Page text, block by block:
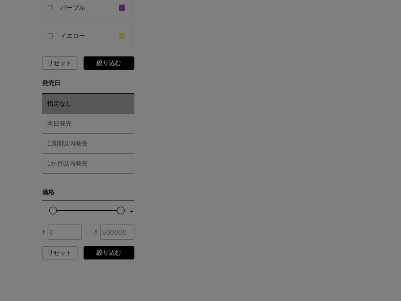
SANDAL
ANDERSONS
ANTIPAST
ANYA HINDMARCH
ARCS LONDON
ASAUCE MELER
パープル
イエロー
ピンク
レッド
オレンジ
シルバー
リセット 絞り込む
発売日
指定なし
本日発売
1週間以内発売
1か月以内発売
価格
¥ ¥
リセット 絞り込む